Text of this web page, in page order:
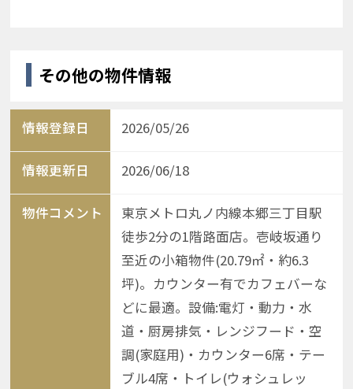
その他の物件情報
情報登録日 2026/05/26
情報更新日 2026/06/18
物件コメント
東京メトロ丸ノ内線本郷三丁目駅
徒歩2分の1階路面店。壱岐坂通り
至近の小箱物件(20.79㎡・約6.3
坪)。カウンター有でカフェバーな
どに最適。設備:電灯・動力・水
道・厨房排気・レンジフード・空
調(家庭用)・カウンター6席・テー
ブル4席・トイレ(ウォシュレッ